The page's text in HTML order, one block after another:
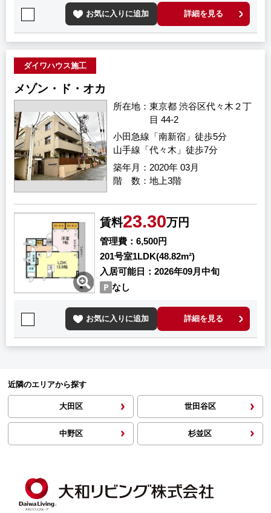
お気に入りに追加 詳細を見る
ダイワハウス施工
メゾン・ド・オカ
所在地
東京都 渋谷区代々木２丁
目 44-2
築年月 2020年 03月
小田急線「南新宿」徒歩5分
山手線「代々木」徒歩7分
階 数 地上3階
賃料23.30万円
管理費
6,500円
201号室1LDK(48.82m²)
入居可能日
2026年09月中旬
なし
お気に入りに追加 詳細を見る
近隣のエリアから探す
大田区 世田谷区
中野区 杉並区